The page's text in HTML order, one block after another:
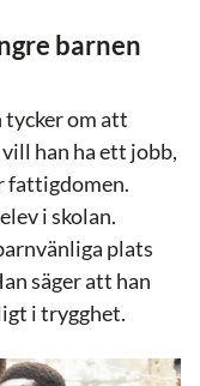
barnen
tycker om att
han ha ett jobb,
fattigdomen.
i skolan.
plats
säger att han
i trygghet.